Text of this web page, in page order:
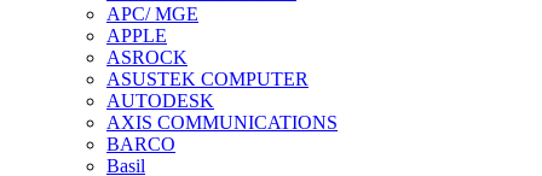
APC/ MGE
APPLE
ASROCK
ASUSTEK COMPUTER
AUTODESK
AXIS COMMUNICATIONS
BARCO
Basil